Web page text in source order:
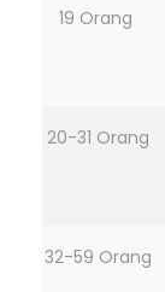
19 Orang
20-31 Orang
32-59 Orang